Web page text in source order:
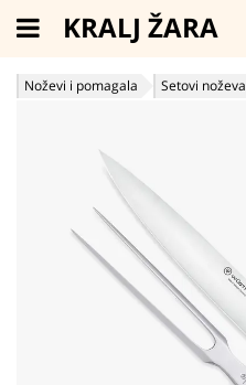
KRALJ ŽARA
Noževi i pomagala Setovi noževa